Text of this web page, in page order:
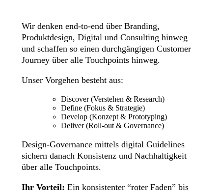
Wir denken end-to-end über Branding,
Produktdesign, Digital und Consulting hinweg
und schaffen so einen durchgängigen Customer
Journey über alle Touchpoints hinweg.
Unser Vorgehen besteht aus:
Discover (Verstehen & Research)
Define (Fokus & Strategie)
Develop (Konzept & Prototyping)
Deliver (Roll-out & Governance)
Design-Governance mittels digital Guidelines
sichern danach Konsistenz und Nachhaltigkeit
über alle Touchpoints.
Ihr Vorteil: Ein konsistenter “roter Faden” bis